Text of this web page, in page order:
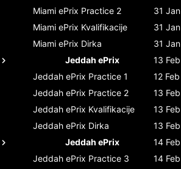
Miami ePrix Practice 2 31 Jan
Miami ePrix Kvalifikacije 31 Jan
Miami ePrix Dirka 31 Jan
Jeddah ePrix
13 Feb
Jeddah ePrix Practice 1 12 Feb
Jeddah ePrix Practice 2 13 Feb
Jeddah ePrix Kvalifikacije 13 Feb
Jeddah ePrix Dirka 13 Feb
Jeddah ePrix
14 Feb
Jeddah ePrix Practice 3 14 Feb